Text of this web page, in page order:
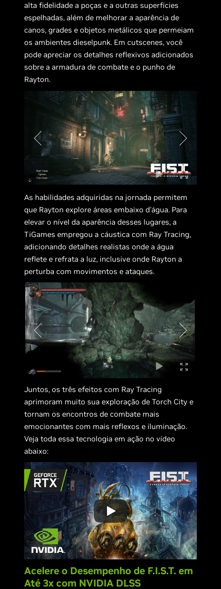
alta fidelidade a poças e a outras superfícies
espelhadas, além de melhorar a aparência de
canos, grades e objetos metálicos que permeiam
os ambientes dieselpunk. Em cutscenes, você
pode apreciar os detalhes reflexivos adicionados
sobre a armadura de combate e o punho de
Rayton.
As habilidades adquiridas na jornada permitem
que Rayton explore áreas embaixo d'água. Para
elevar o nível da aparência desses lugares, a
TiGames empregou a cáustica com Ray Tracing,
adicionando detalhes realistas onde a água
reflete e refrata a luz, inclusive onde Rayton a
perturba com movimentos e ataques.
Juntos, os três efeitos com Ray Tracing
aprimoram muito sua exploração de Torch City e
tornam os encontros de combate mais
emocionantes com mais reflexos e iluminação.
Veja toda essa tecnologia em ação no vídeo
abaixo:
Acelere o Desempenho de F.I.S.T. em
Até 3x com NVIDIA DLSS